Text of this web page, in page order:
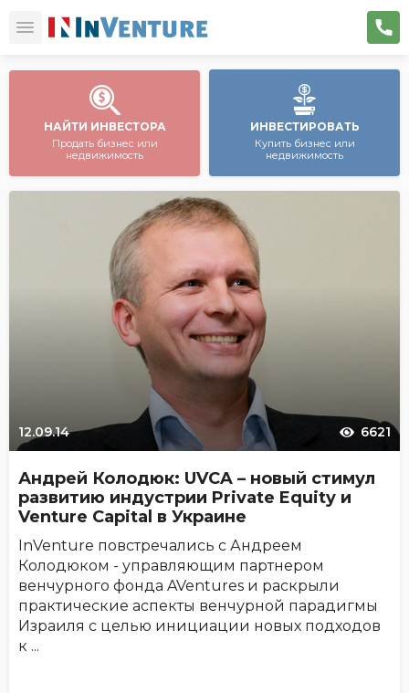
НАЙТИ ИНВЕСТОРА
Продать бизнес или
недвижимость
ИНВЕСТИРОВАТЬ
Купить бизнес или
недвижимость
12.09.14 6621
Андрей Колодюк: UVCA – новый стимул
развитию индустрии Private Equity и
Venture Capital в Украине
InVenture повстречались с Андреем
Колодюком - управляющим партнером
венчурного фонда AVentures и раскрыли
практические аспекты венчурной парадигмы
Израиля с целью инициации новых подходов
к ...